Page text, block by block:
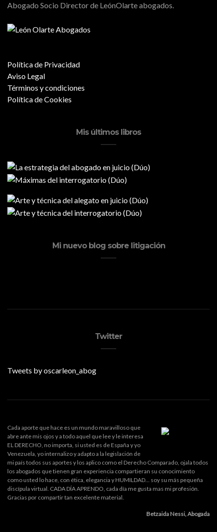
Abogado Socio Director de LeónOlarte abogados.
Política de Privacidad
Aviso Legal
Términos y condiciones
Política de Cookies
Mis últimos libros
Mi nuevo blog sobre litigación
Twitter
Tweets by oscarleon_abog
Cada aporte que hace es un mundo maravilloso que
abre ante mis ojos y a todo aquel que lee y le interesa
EL DERECHO, no importa, si usted es de España y yo
Venezuela, yo internalizo y adapto a la legislación de
mi país todos sus aportes y los aplico como el Derecho Comparado, ojala todos
los abogados que tienen gran experiencia compartieran su conocimiento
como usted lo hace, con ética, elegancia y HUMILDAD... soy su más pequeña
discípula virtual. CADA DÍA APRENDO, cada día me gusta mas mi profesión.
Gracias por compartir tan excelente material.
Betzaida Nessi, Abogada